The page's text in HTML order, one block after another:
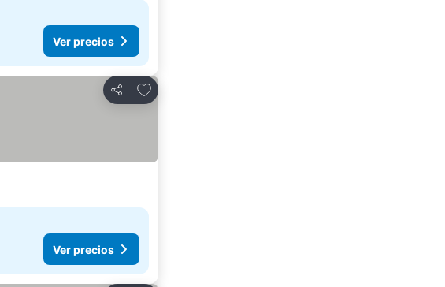
Ver precios
Compartir
Agregar a favoritos
Ver precios